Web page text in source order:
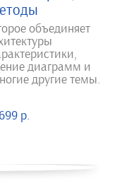
объединяет
диаграмм и
другие темы.
699 р.